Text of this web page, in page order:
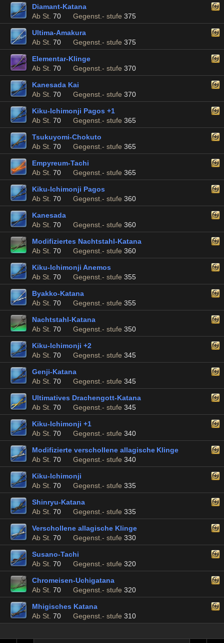
Diamant-Katana
Ab St. 70 Gegenst.- stufe 375
Ultima-Amakura
Ab St. 70 Gegenst.- stufe 375
Elementar-Klinge
Ab St. 70 Gegenst.- stufe 370
Kanesada Kai
Ab St. 70 Gegenst.- stufe 370
Kiku-Ichimonji Pagos +1
Ab St. 70 Gegenst.- stufe 365
Tsukuyomi-Chokuto
Ab St. 70 Gegenst.- stufe 365
Empyreum-Tachi
Ab St. 70 Gegenst.- stufe 365
Kiku-Ichimonji Pagos
Ab St. 70 Gegenst.- stufe 360
Kanesada
Ab St. 70 Gegenst.- stufe 360
Modifiziertes Nachtstahl-Katana
Ab St. 70 Gegenst.- stufe 360
Kiku-Ichimonji Anemos
Ab St. 70 Gegenst.- stufe 355
Byakko-Katana
Ab St. 70 Gegenst.- stufe 355
Nachtstahl-Katana
Ab St. 70 Gegenst.- stufe 350
Kiku-Ichimonji +2
Ab St. 70 Gegenst.- stufe 345
Genji-Katana
Ab St. 70 Gegenst.- stufe 345
Ultimatives Drachengott-Katana
Ab St. 70 Gegenst.- stufe 345
Kiku-Ichimonji +1
Ab St. 70 Gegenst.- stufe 340
Modifizierte verschollene allagische Klinge
Ab St. 70 Gegenst.- stufe 340
Kiku-Ichimonji
Ab St. 70 Gegenst.- stufe 335
Shinryu-Katana
Ab St. 70 Gegenst.- stufe 335
Verschollene allagische Klinge
Ab St. 70 Gegenst.- stufe 330
Susano-Tachi
Ab St. 70 Gegenst.- stufe 320
Chromeisen-Uchigatana
Ab St. 70 Gegenst.- stufe 320
Mhigisches Katana
Ab St. 70 Gegenst.- stufe 310